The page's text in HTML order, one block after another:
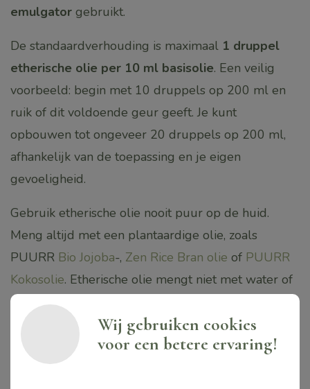
emulgator gebruikt.
De standaardverhouding is maximaal 1 druppel
etherische olie per 10 ml basisolie. Een veilig
voorbeeld: begin met 10 druppels op 200 ml en
ruik of dit voldoende geur geeft. Je kunt
opbouwen tot ongeveer 20 druppels op 200 ml,
afhankelijk van de toepassing en je eigen
gevoeligheid.
Gebruik etherische olie nooit puur op de huid.
Meng altijd met een plantaardige olie, zoals
PUURR Bio Jojoba-, Zen Rice Bran olie of PUURR
Kokosolie. Etherische olie mengt niet met water of
crèmes zonder emulgator: vermijd daarom direct
mengen met badwater, lotions of crèmes zonder
de juiste kennis of ingrediënten. Voor gebruik in
bad kan een kleine hoeveelheid (plantaardige)
Wij gebruiken cookies
voor een betere ervaring!